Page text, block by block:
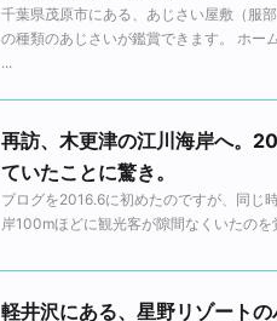
千葉県茂原市にある、あじさい屋敷（服
の種類のあじさいが鑑賞できます。 ホ
...
再訪、木更津の江川海岸へ。
ていたことに驚き。
ブログを2016.6に初めたのですが、同じ
岸100mほどに観光客が隙間なくいたの
軽井沢にある、星野リゾート